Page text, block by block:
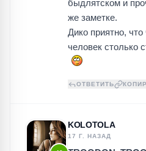
быдлятском и
же заметке.
Дико приятно,
человек столько
ОТВЕТИТЬ
KOLOTOLA
17 Г. НАЗАД